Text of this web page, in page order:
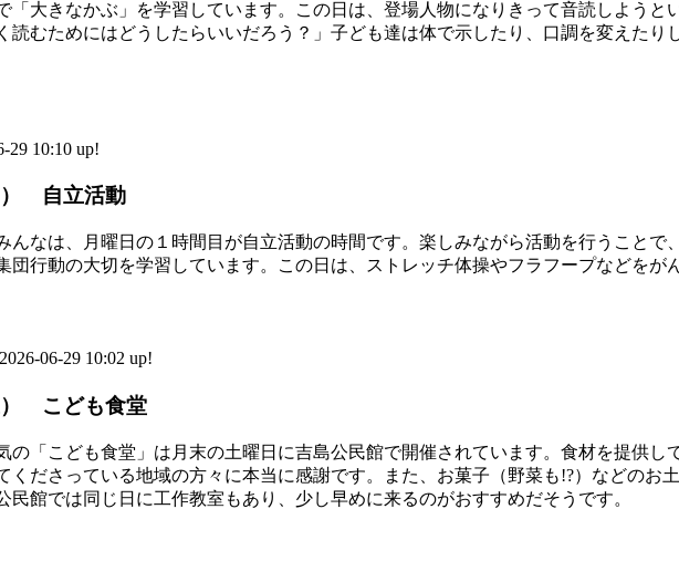
大きなかぶ」を学習しています。この日は、登場人物になりきって音読しようと
読むためにはどうしたらいいだろう？」子ども達は体で示したり、口調を変えたり
29 10:10 up!
） 自立活動
なは、月曜日の１時間目が自立活動の時間です。楽しみながら活動を行うことで
団行動の大切を学習しています。この日は、ストレッチ体操やフラフープなどをが
06-29 10:02 up!
） こども食堂
「こども食堂」は月末の土曜日に吉島公民館で開催されています。食材を提供し
くださっている地域の方々に本当に感謝です。また、お菓子（野菜も!?）などのお
民館では同じ日に工作教室もあり、少し早めに来るのがおすすめだそうです。